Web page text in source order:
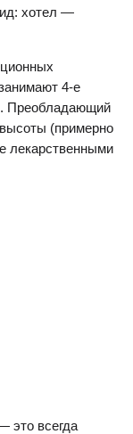
хотел —
4-е
Преобладающий
(примерно
лекарственными
это всегда